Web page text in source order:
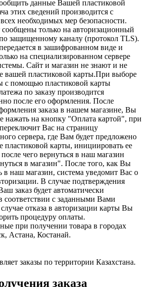
данные Вашей пластиковой
этих сведений производится с
необходимых мер безопасности.
только на авторизационный
защищенному каналу (протокол TLS).
в зашифрованном виде и
на специализированном сервере
Сайт и магазин не знают и не
вашей пластиковой карты.При выборе
с помощью пластиковой карты
по заказу производится
после его оформления. После
заказа в нашем магазине, Вы
нажать на кнопку "Оплата картой", при
Вас на страницу
сервера, где Вам будет предложено
пластиковой карты, инициировать ее
чего вернуться в наш магазин
в магазин". После того, как Вы
в наш магазин, система уведомит Вас о
В случае подтверждения
заказ будет автоматически
соответствии с заданными Вами
отказа в авторизации карты Вы
процедуру оплаты.
при получении товара в городах
Астана, Костанай.
заказы по территории Казахстана.
заказа